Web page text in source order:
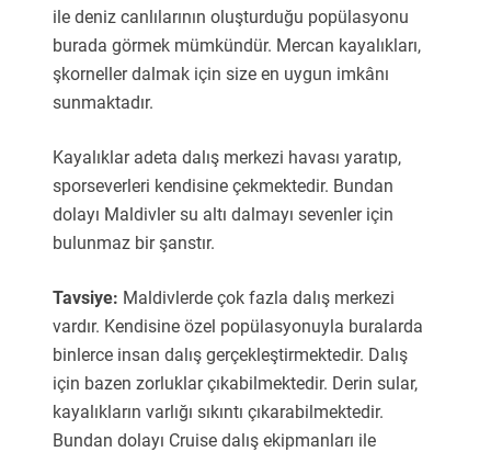
ile deniz canlılarının oluşturduğu popülasyonu
burada görmek mümkündür. Mercan kayalıkları,
şkorneller dalmak için size en uygun imkânı
sunmaktadır.
Kayalıklar adeta dalış merkezi havası yaratıp,
sporseverleri kendisine çekmektedir. Bundan
dolayı Maldivler su altı dalmayı sevenler için
bulunmaz bir şanstır.
Tavsiye: Maldivlerde çok fazla dalış merkezi
vardır. Kendisine özel popülasyonuyla buralarda
binlerce insan dalış gerçekleştirmektedir. Dalış
için bazen zorluklar çıkabilmektedir. Derin sular,
kayalıkların varlığı sıkıntı çıkarabilmektedir.
Bundan dolayı Cruise dalış ekipmanları ile